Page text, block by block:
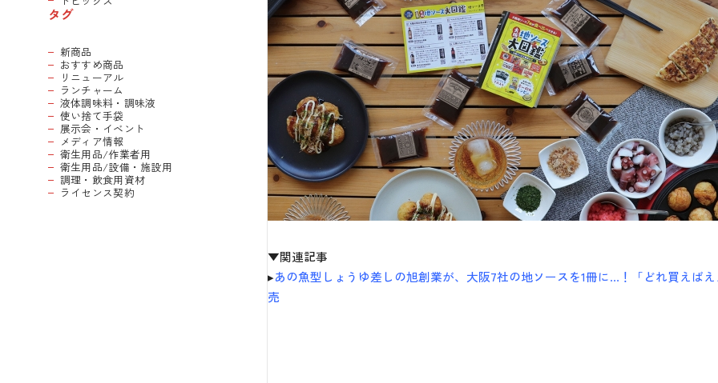
タグ
新商品
おすすめ商品
リニューアル
ランチャーム
液体調味料・調味液
使い捨て手袋
展示会・イベント
メディア情報
衛生用品/作業者用
衛生用品/設備・施設用
調理・飲食用資材
ライセンス契約
▼関連記事
▸あの魚型しょうゆ差しの旭創業が、大阪7社の地ソースを1冊に…！「どれ買えば
売